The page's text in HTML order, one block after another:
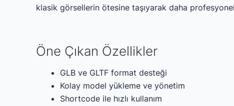
klasik görsellerin ötesine taşıyarak daha
Öne Çıkan Özellikler
GLB ve GLTF format desteği
Kolay model yükleme ve yönetim
Shortcode ile hızlı kullanım